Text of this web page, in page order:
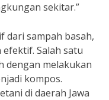
sekitar.”
dari sampah basah,
Salah satu
dengan melakukan
kompos.
di daerah Jawa